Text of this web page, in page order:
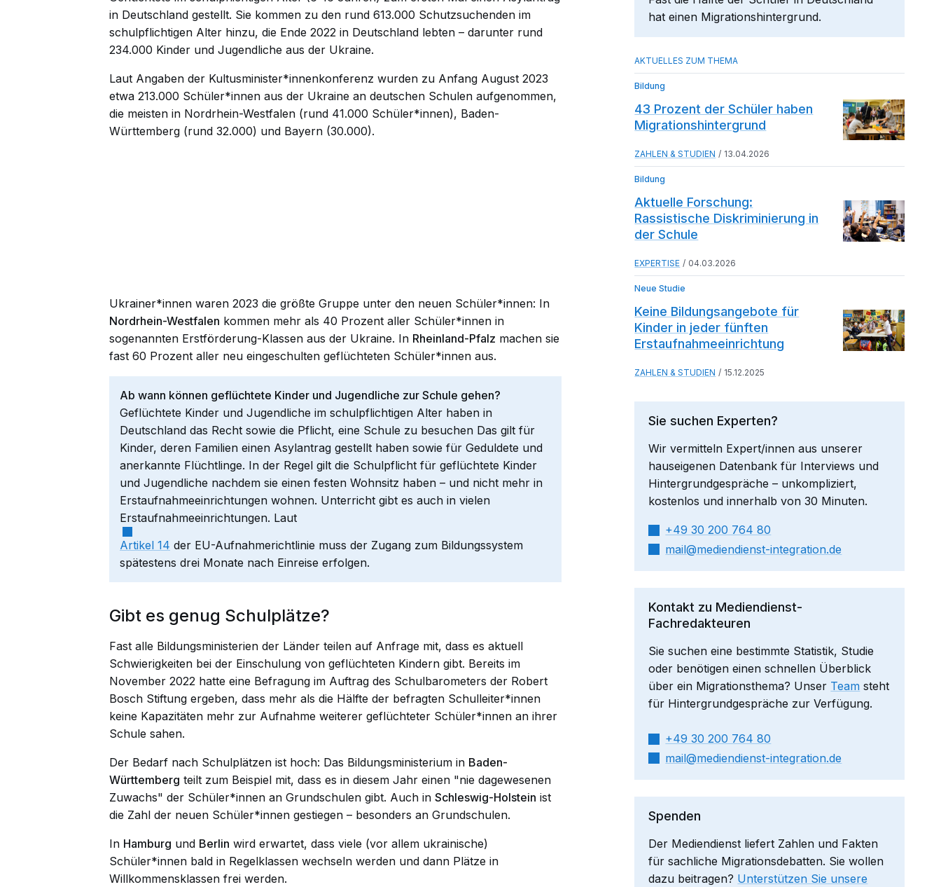
in Deutschland gestellt. Sie kommen zu den rund 613.000 Schutzsuchenden im
schulpflichtigen Alter hinzu, die Ende 2022 in Deutschland lebten – darunter rund
234.000 Kinder und Jugendliche aus der Ukraine.
Laut Angaben der Kultusminister*innenkonferenz wurden zu Anfang August 2023
etwa 213.000 Schüler*innen aus der Ukraine an deutschen Schulen aufgenommen,
die meisten in Nordrhein-Westfalen (rund 41.000 Schüler*innen), Baden-
Württemberg (rund 32.000) und Bayern (30.000).
Ukrainer*innen waren 2023 die größte Gruppe unter den neuen Schüler*innen: In
Nordrhein-Westfalen kommen mehr als 40 Prozent aller Schüler*innen in
sogenannten Erstförderung-Klassen aus der Ukraine. In Rheinland-Pfalz machen sie
fast 60 Prozent aller neu eingeschulten geflüchteten Schüler*innen aus.
Ab wann können geflüchtete Kinder und Jugendliche zur Schule gehen?
Geflüchtete Kinder und Jugendliche im schulpflichtigen Alter haben in
Deutschland das Recht sowie die Pflicht, eine Schule zu besuchen Das gilt für
Kinder, deren Familien einen Asylantrag gestellt haben sowie für Geduldete und
anerkannte Flüchtlinge. In der Regel gilt die Schulpflicht für geflüchtete Kinder
und Jugendliche nachdem sie einen festen Wohnsitz haben – und nicht mehr in
Erstaufnahmeeinrichtungen wohnen. Unterricht gibt es auch in vielen
Erstaufnahmeeinrichtungen. Laut
Artikel 14 der EU-Aufnahmerichtlinie muss der Zugang zum Bildungssystem
spätestens drei Monate nach Einreise erfolgen.
Gibt es genug Schulplätze?
Fast alle Bildungsministerien der Länder teilen auf Anfrage mit, dass es aktuell
Schwierigkeiten bei der Einschulung von geflüchteten Kindern gibt. Bereits im
November 2022 hatte eine Befragung im Auftrag des Schulbarometers der Robert
Bosch Stiftung ergeben, dass mehr als die Hälfte der befragten Schulleiter*innen
keine Kapazitäten mehr zur Aufnahme weiterer geflüchteter Schüler*innen an ihrer
Schule sahen.
Der Bedarf nach Schulplätzen ist hoch: Das Bildungsministerium in Baden-
Württemberg teilt zum Beispiel mit, dass es in diesem Jahr einen "nie dagewesenen
Zuwachs" der Schüler*innen an Grundschulen gibt. Auch in Schleswig-Holstein ist
die Zahl der neuen Schüler*innen gestiegen – besonders an Grundschulen.
In Hamburg und Berlin wird erwartet, dass viele (vor allem ukrainische)
Schüler*innen bald in Regelklassen wechseln werden und dann Plätze in
Willkommensklassen frei werden.
hat einen Migrationshintergrund.
Bildung
43 Prozent der Schüler haben
Migrationshintergrund
ZAHLEN & STUDIEN 13.04.2026
Bildung
Aktuelle Forschung:
Rassistische Diskriminierung in
der Schule
EXPERTISE 04.03.2026
Neue Studie
Keine Bildungsangebote für
Kinder in jeder fünften
Erstaufnahmeeinrichtung
ZAHLEN & STUDIEN 15.12.2025
Sie suchen Experten?
Wir vermitteln Expert/innen aus unserer
hauseigenen Datenbank für Interviews und
Hintergrundgespräche – unkompliziert,
kostenlos und innerhalb von 30 Minuten.
+49 30 200 764 80
mail​
mediendienst-integration.de
Kontakt zu Mediendienst-
Fachredakteuren
Sie suchen eine bestimmte Statistik, Studie
oder benötigen einen schnellen Überblick
über ein Migrationsthema? Unser Team steht
für Hintergrundgespräche zur Verfügung.
+49 30 200 764 80
mail​
mediendienst-integration.de
Spenden
Der Mediendienst liefert Zahlen und Fakten
für sachliche Migrationsdebatten. Sie wollen
dazu beitragen? Unterstützen Sie unsere